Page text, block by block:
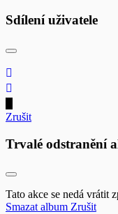
Sdílení uživatele
Zrušit
Trvalé odstranění
Tato akce se nedá vrátit
Smazat album Zrušit